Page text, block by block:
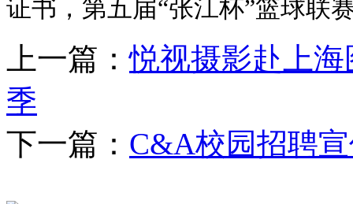
证书，第五届“张江杯”篮球联
上一篇：悦视摄影赴上
季
下一篇： C&A校园招聘